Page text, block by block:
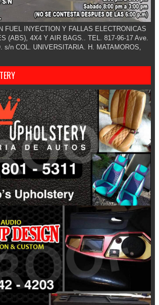
FUEL INYECTION Y FALLAS ELECTRONICAS
(ABS), 4X4 Y AIR BAGS.. TEL. 817-96-17 Ave.
s/n COL. UNIVERSITARIA. H. MATAMOROS,